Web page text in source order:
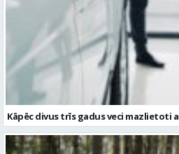
Kāpēc divus trīs gadus veci mazlietoti